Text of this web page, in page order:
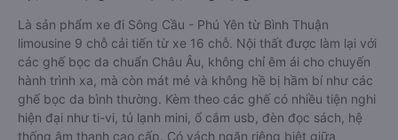
xe đi Sông Cầu - Phú Yên từ Bình Thuận:
Dòng xe đi Sông Cầu - Phú Yên từ Bình Thuận limousine 9 chỗ
vip, chất lượng cao: Tiện lợi, sang trọng
Là sản phẩm xe đi Sông Cầu - Phú Yên từ Bình Thuận
limousine 9 chỗ cải tiến từ xe 16 chỗ. Nội thất được làm lại với
các ghế bọc da chuẩn Châu Âu, không chỉ êm ái cho chuyến